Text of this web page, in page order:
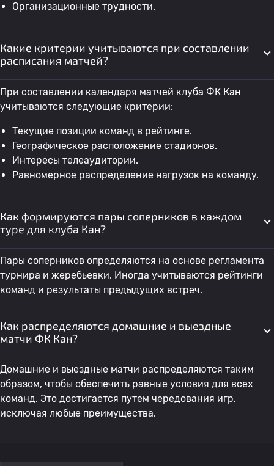
Организационные трудности.
Какие критерии учитываются при составлении
расписания матчей?
При составлении календаря матчей клуба ФК Кан
учитываются следующие критерии:
Текущие позиции команд в рейтинге.
Географическое расположение стадионов.
Интересы телеаудитории.
Равномерное распределение нагрузок на команду.
Как формируются пары соперников в каждом
туре для клуба Кан?
Пары соперников определяются на основе регламента
турнира и жеребьевки. Иногда учитываются рейтинги
команд и результаты предыдущих встреч.
Как распределяются домашние и выездные
матчи ФК Кан?
Домашние и выездные матчи распределяются таким
образом, чтобы обеспечить равные условия для всех
команд. Это достигается путем чередования игр,
исключая любые преимущества.